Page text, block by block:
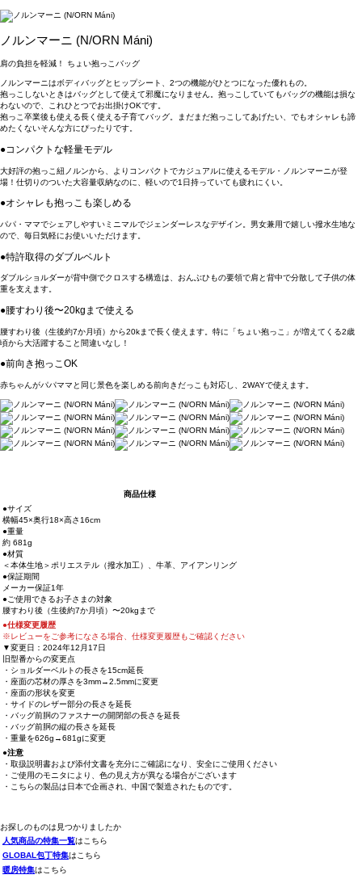
ノルンマーニ (N/ORN Máni)
肩の負担を軽減！ ちょい抱っこバッグ
ノルンマーニはボディバッグとヒップシート、2つの機能がひとつになった優れもの。
抱っこしないときはバッグとして使えて邪魔になりません。抱っこしていてもバッグの機能は損な
わないので、これひとつでお出掛けOKです。
抱っこ卒業後も使える長く使える子育てバッグ。まだまだ抱っこしてあげたい、でもオシャレも諦
めたくないそんな方にぴったりです。
●コンパクトな軽量モデル
大好評の抱っこ紐ノルンから、よりコンパクトでカジュアルに使えるモデル・ノルンマーニが登
場！仕切りのついた大容量収納なのに、軽いので1日持っていても疲れにくい。
●オシャレも抱っこも楽しめる
パパ・ママでシェアしやすいミニマルでジェンダーレスなデザイン。男女兼用で嬉しい撥水生地な
ので、毎日気軽にお使いいただけます。
●特許取得のダブルベルト
ダブルショルダーが背中側でクロスする構造は、おんぶひもの要領で肩と背中で分散して子供の体
重を支えます。
●腰すわり後〜20kgまで使える
腰すわり後（生後約7か月頃）から20kまで長く使えます。特に「ちょい抱っこ」が増えてくる2歳
頃から大活躍すること間違いなし！
●前向き抱っこOK
赤ちゃんがパパママと同じ景色を楽しめる前向きだっこも対応し、2WAYで使えます。
商品仕様
●サイズ
横幅45×奥行18×高さ16cm
●重量
約 681g
●材質
＜本体生地＞ポリエステル（撥水加工）、牛革、アイアンリング
●保証期間
メーカー保証1年
●ご使用できるお子さまの対象
腰すわり後（生後約7か月頃）〜20kgまで
●仕様変更履歴
※レビューをご参考になさる場合、仕様変更履歴もご確認ください
▼変更日：2024年12月17日
旧型番からの変更点
・ショルダーベルトの長さを15cm延長
・座面の芯材の厚さを3mm→2.5mmに変更
・座面の形状を変更
・サイドのレザー部分の長さを延長
・バッグ前胴のファスナーの開閉部の長さを延長
・バッグ前胴の縦の長さを延長
・重量を626g→681gに変更
●注意
・取扱説明書および添付文書を充分にご確認になり、安全にご使用ください
・ご使用のモニタにより、色の見え方が異なる場合がございます
・こちらの製品は日本で企画され、中国で製造されたものです。
お探しのものは見つかりましたか
人気商品の特集一覧はこちら
GLOBAL包丁特集はこちら
暖房特集はこちら